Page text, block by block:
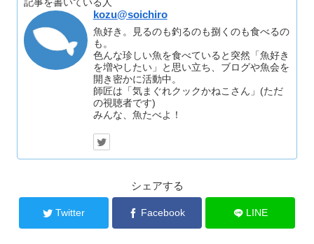
記事を書いている人
kozu@soichiro
魚好き。見るのも釣るのも捌くのも食べるの
も。
色んな珍しい魚を食べていると突然「魚好き
を増やしたい」と思い立ち、ブログや魚会を
開き密かに活動中。
師匠は「気まぐれクックかねこさん」(ただ
の視聴者です)
みんな、魚たべよ！
シェアする
Twitter Facebook LINE